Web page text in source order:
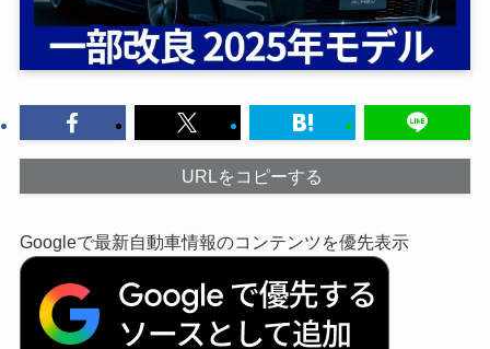
URLをコピーする
Googleで最新自動車情報のコンテンツを優先表示